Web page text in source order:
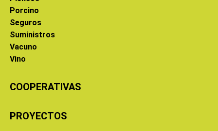
Porcino
Seguros
Suministros
Vacuno
Vino
COOPERATIVAS
PROYECTOS